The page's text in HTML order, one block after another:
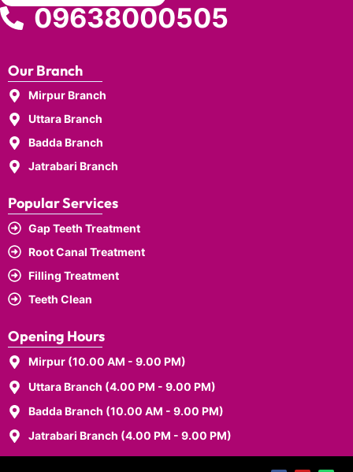
09638000505
Our Branch
Mirpur Branch
Uttara Branch
Badda Branch
Jatrabari Branch
Popular Services
Gap Teeth Treatment
Root Canal Treatment
Filling Treatment
Teeth Clean
Opening Hours
Mirpur (10.00 AM - 9.00 PM)
Uttara Branch (4.00 PM - 9.00 PM)
Badda Branch (10.00 AM - 9.00 PM)
Jatrabari Branch (4.00 PM - 9.00 PM)